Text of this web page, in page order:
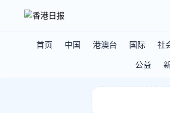
首页 中国 港澳台 国际 社
公益